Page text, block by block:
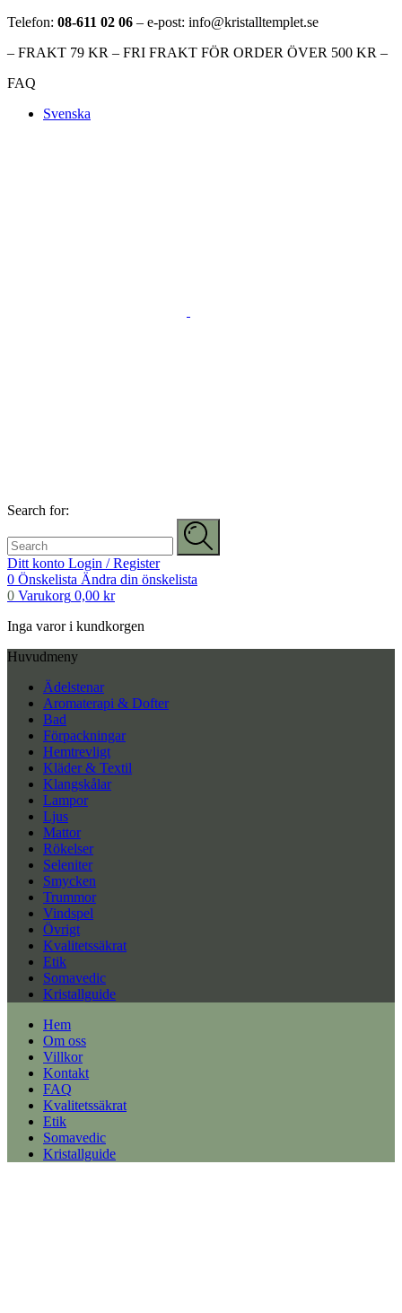
Telefon: 08-611 02 06 – e-post: info@kristalltemplet.se
– FRAKT 79 KR – FRI FRAKT FÖR ORDER ÖVER 500 KR –
FAQ
Svenska
Search for:
Ditt konto Login / Register
0 Önskelista Ändra din önskelista
0 Varukorg 0,00 kr
Inga varor i kundkorgen
Huvudmeny
Ädelstenar
Aromaterapi & Dofter
Bad
Förpackningar
Hemtrevligt
Kläder & Textil
Klangskålar
Lampor
Ljus
Mattor
Rökelser
Seleniter
Smycken
Trummor
Vindspel
Övrigt
Kvalitetssäkrat
Etik
Somavedic
Kristallguide
Hem
Om oss
Villkor
Kontakt
FAQ
Kvalitetssäkrat
Etik
Somavedic
Kristallguide